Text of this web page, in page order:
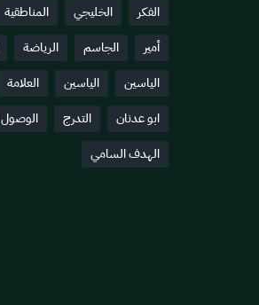
الفكر الخليجي المناطقية
أمير
الجاسم الرياضة
الياسين
الياسين
العلامة
ابو عدنان
التدرج
الوصول
الهدف السامي